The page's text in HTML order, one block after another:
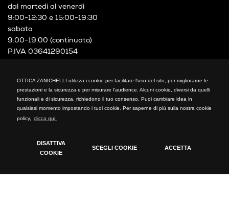
OTTICA ZANICHELLI utilizza i cookie per facilitare l'uso del sito, per migliorarne le
prestazioni e la sicurezza e per misurare l'audience. Alcuni cookie, diversi da quelli
funzionali e di sicurezza, richiedono il tuo consenso. Puoi cambiare idea in
qualsiasi momento impostando i tuoi cookie. Per saperne di più sulla nostra cookie
policy, clicca qui.
DISATTIVA
COOKIE
SCEGLI COOKIE ACCETTA
Tecnici
Via XXIV Maggio, 21
Cormano (MI)
Telefono: +39 02 66300794
fax: +39 02 66300794
dal martedì al venerdì
9:00-12:30 e 15:00-19:30
sabato
9:00-19:00 (continuato)
P.IVA 03641290154